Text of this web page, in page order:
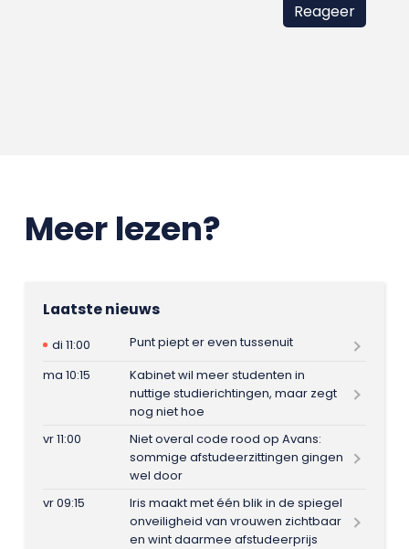
Meer lezen?
Laatste nieuws
di 11:00
Punt piept er even tussenuit
ma 10:15
Kabinet wil meer studenten in
nuttige studierichtingen, maar zegt
nog niet hoe
vr 11:00
Niet overal code rood op Avans:
sommige afstudeerzittingen gingen
wel door
vr 09:15
Iris maakt met één blik in de spiegel
onveiligheid van vrouwen zichtbaar
en wint daarmee afstudeerprijs